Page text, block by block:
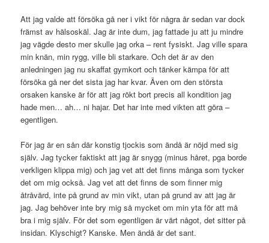
Att jag valde att försöka gå ner i vikt för några år sedan var dock
främst av hälsoskäl. Jag är inte dum, jag fattade ju att ju mindre
jag vägde desto mer skulle jag orka – rent fysiskt. Jag ville spara
min knän, min rygg, ville bli starkare. Och det är av den
anledningen jag nu skaffat gymkort och tänker kämpa för att
försöka gå ner det sista jag har kvar. Även om den största
orsaken kanske är för att jag rökt bort precis all kondition jag
hade men… ah… ni hajar. Det har inte med vikten att göra –
egentligen.
För jag är en sån där konstig tjockis som ändå är nöjd med sig
själv. Jag tycker faktiskt att jag är snygg (minus håret, pga borde
verkligen klippa mig) och jag vet att det finns många som tycker
det om mig också. Jag vet att det finns de som finner mig
åtråvärd, inte på grund av min vikt, utan på grund av att jag är
jag. Jag behöver inte bry mig så mycket om min yta för att må
bra i mig själv. För det som egentligen är värt något, det sitter på
insidan. Klyschigt? Kanske. Men ändå är det sant.